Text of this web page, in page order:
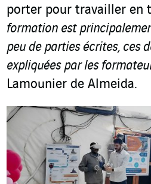
porter pour travailler en
formation est
peu de parties écrites, ces
expliquées par les
Lamounier de Almeida.